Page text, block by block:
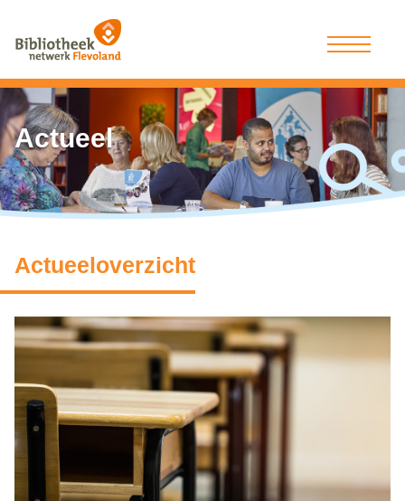
Actueel
Actueeloverzicht